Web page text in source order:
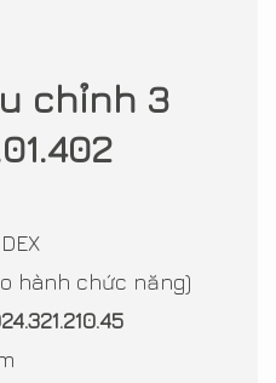
chỉnh 3
hành chức năng)